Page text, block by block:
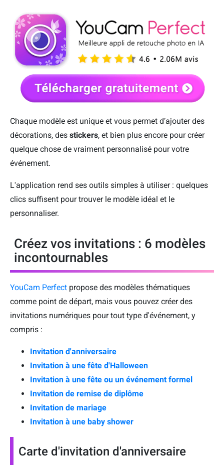
Chaque modèle est unique et vous permet d’ajouter des
décorations, des stickers, et bien plus encore pour créer
quelque chose de vraiment personnalisé pour votre
événement.
L'application rend ses outils simples à utiliser : quelques
clics suffisent pour trouver le modèle idéal et le
personnaliser.
Créez vos invitations : 6 modèles
incontournables
YouCam Perfect propose des modèles thématiques
comme point de départ, mais vous pouvez créer des
invitations numériques pour tout type d'événement, y
compris :
Invitation d'anniversaire
Invitation à une fête d'Halloween
Invitation à une fête ou un événement formel
Invitation de remise de diplôme
Invitation de mariage
Invitation à une baby shower
Carte d'invitation d'anniversaire